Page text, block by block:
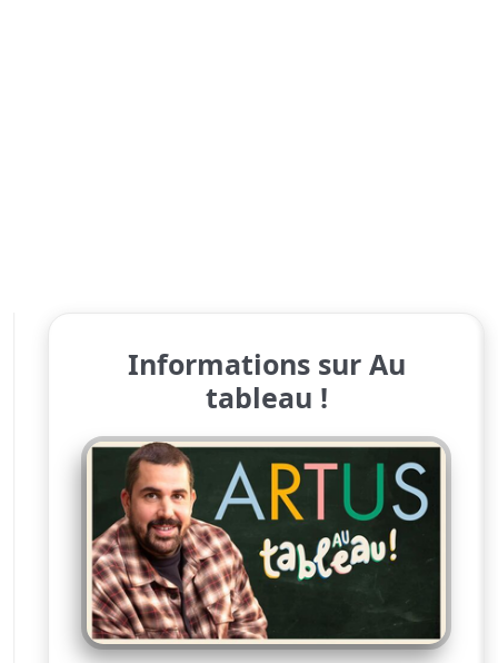
Informations sur Au
tableau !